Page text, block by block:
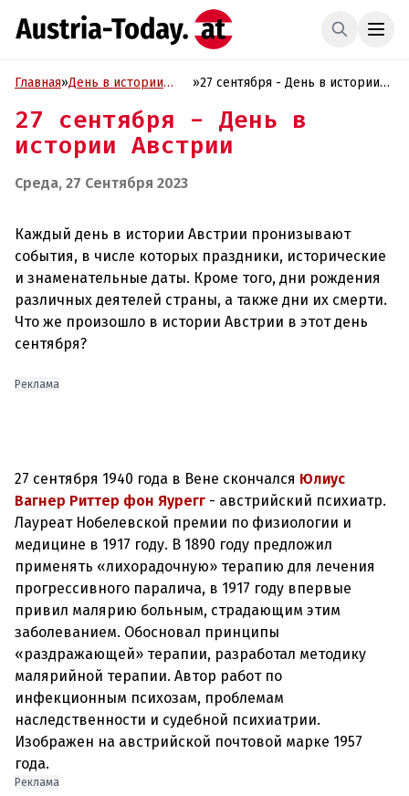
Главная»День в истории
»27 сентября - День в истории
27 сентября - День в
истории Австрии
Среда, 27 Сентября 2023
Каждый день в истории Австрии пронизывают
события, в числе которых праздники, исторические
и знаменательные даты. Кроме того, дни рождения
различных деятелей страны, а также дни их смерти.
Что же произошло в истории Австрии в этот день
сентября?
Реклама
27 сентября 1940 года в Вене скончался Юлиус
Вагнер Риттер фон Яурегг - австрийский психиатр.
Лауреат Нобелевской премии по физиологии и
медицине в 1917 году. В 1890 году предложил
применять «лихорадочную» терапию для лечения
прогрессивного паралича, в 1917 году впервые
привил малярию больным, страдающим этим
заболеванием. Обосновал принципы
«раздражающей» терапии, разработал методику
малярийной терапии. Автор работ по
инфекционным психозам, проблемам
наследственности и судебной психиатрии.
Изображен на австрийской почтовой марке 1957
года.
Реклама